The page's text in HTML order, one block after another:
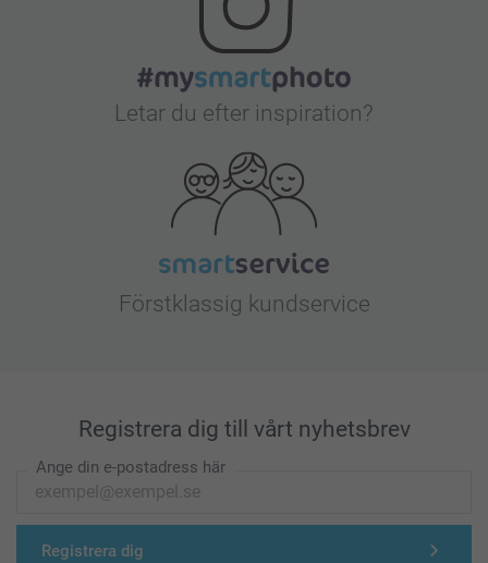
Letar du efter inspiration?
Förstklassig kundservice
Registrera dig till vårt nyhetsbrev
Ange din e-postadress här
Registrera dig